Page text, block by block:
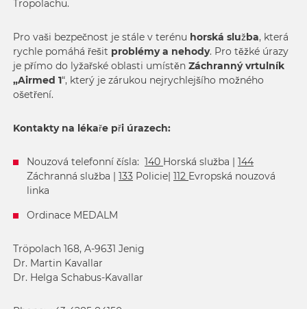
Tröpolachu.
Pro vaši bezpečnost je stále v terénu horská služba, která
rychle pomáhá řešit problémy a nehody. Pro těžké úrazy
je přímo do lyžařské oblasti umístěn Záchranný vrtulník
„Airmed 1“, který je zárukou nejrychlejšího možného
ošetření.
Kontakty na lékaře při úrazech:
Nouzová telefonní čísla: 140 Horská služba | 144
Záchranná služba | 133 Policie| 112 Evropská nouzová
linka
Ordinace MEDALM
Tröpolach 168, A-9631 Jenig
Dr. Martin Kavallar
Dr. Helga Schabus-Kavallar